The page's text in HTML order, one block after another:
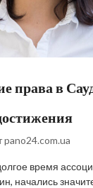
права в
pano24.com.ua
время
начались